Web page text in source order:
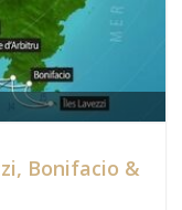
Bonifacio &